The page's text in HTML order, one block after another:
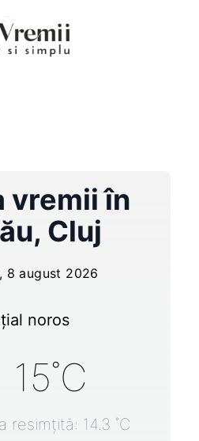
vremii în
, Cluj
8 august 2026
noros
15˚C
resimțită: 14.3 ˚C